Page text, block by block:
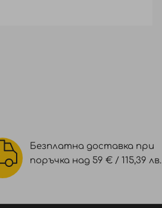
Безплатна доставка при
поръчка над 59 € / 115,39 лв.